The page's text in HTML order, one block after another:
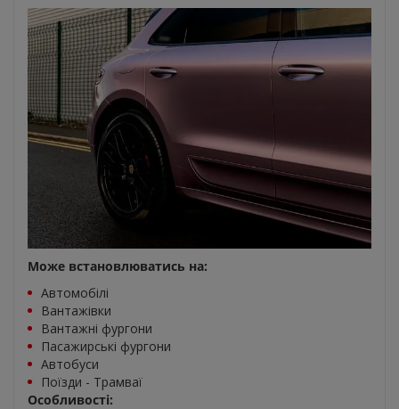
Може встановлюватись на:
Автомобілі
Вантажівки
Вантажні фургони
Пасажирські фургони
Автобуси
Поїзди - Трамваї
Особливості: